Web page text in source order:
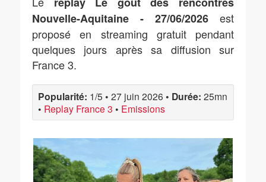
Nouvelle-Aquitaine - 27/06/2026 est
proposé en streaming gratuit pendant
quelques jours après sa diffusion sur
France 3.
Popularité: 1/5 • 27 juin 2026 • Durée: 25mn
• Replay France 3 • Emissions